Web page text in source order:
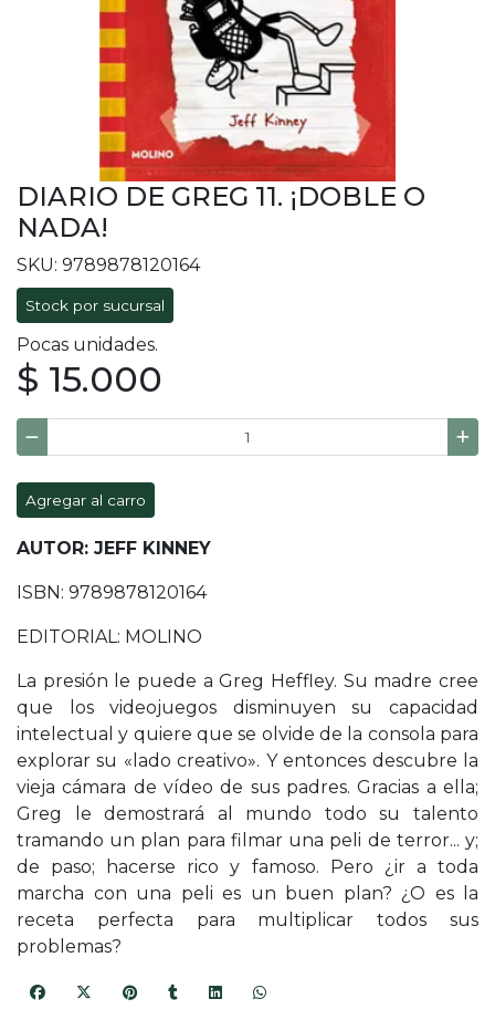
DIARIO DE GREG 11. ¡DOBLE O
NADA!
SKU: 9789878120164
Stock por sucursal
Pocas unidades.
$ 15.000
Agregar al carro
AUTOR: JEFF KINNEY
ISBN: 9789878120164
EDITORIAL: MOLINO
La presión le puede a Greg Heffley. Su madre cree
que los videojuegos disminuyen su capacidad
intelectual y quiere que se olvide de la consola para
explorar su «lado creativo». Y entonces descubre la
vieja cámara de vídeo de sus padres. Gracias a ella;
Greg le demostrará al mundo todo su talento
tramando un plan para filmar una peli de terror... y;
de paso; hacerse rico y famoso. Pero ¿ir a toda
marcha con una peli es un buen plan? ¿O es la
receta perfecta para multiplicar todos sus
problemas?